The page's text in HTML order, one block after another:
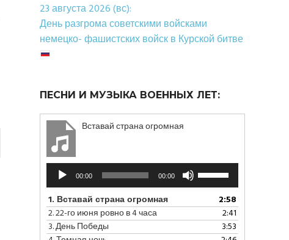
23 августа 2026 (вс):
День разгрома советскими войсками
немецко- фашистских войск в Курской битве
ПЕСНИ И МУЗЫКА ВОЕННЫХ ЛЕТ:
Вставай страна огромная
Аудиоплеер
00:00 00:00
вниз,
чтобы
увеличить
1. Вставай страна огромная
2:58
2.22-го июня ровно в 4 часа
2:41
3.День Победы
3:53